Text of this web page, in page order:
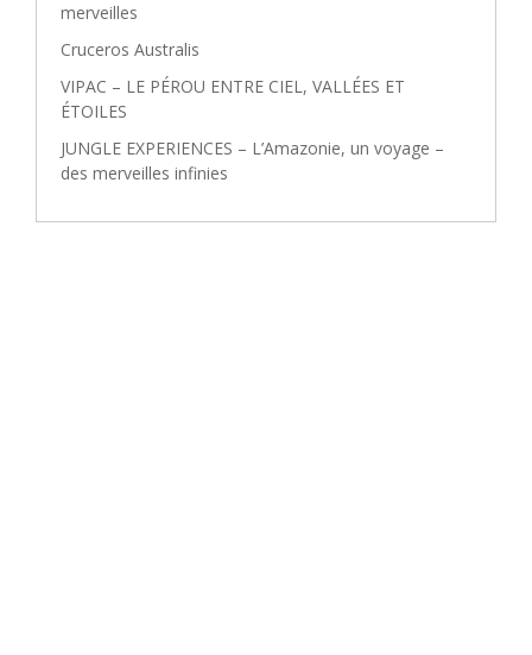
merveilles
Cruceros Australis
VIPAC – LE PÉROU ENTRE CIEL, VALLÉES ET
ÉTOILES
JUNGLE EXPERIENCES – L’Amazonie, un voyage –
des merveilles infinies